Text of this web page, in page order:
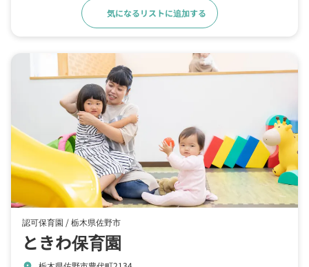
気になるリストに追加する
認可保育園 /栃木県佐野市
ときわ保育園